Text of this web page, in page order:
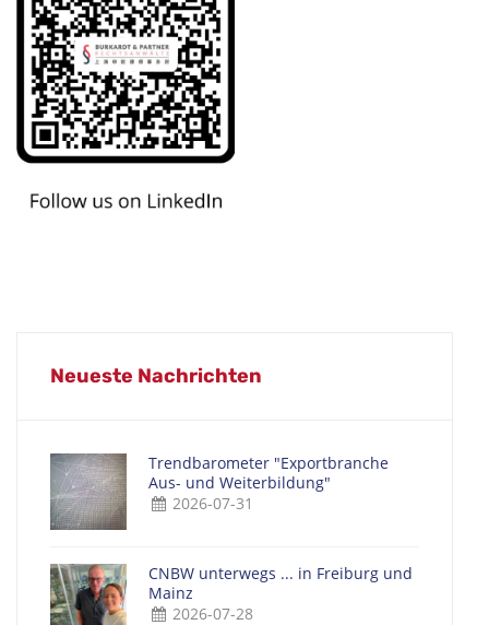
Neueste Nachrichten
Trendbarometer "Exportbranche
Aus- und Weiterbildung"
2026-07-31
CNBW unterwegs ... in Freiburg und
Mainz
2026-07-28